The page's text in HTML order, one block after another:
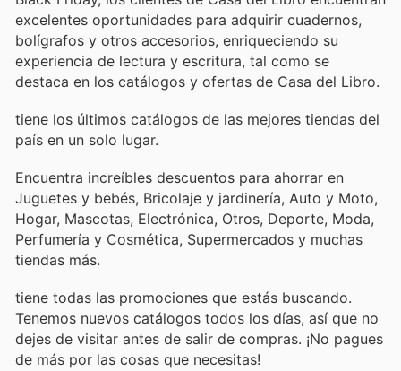
excelentes oportunidades para adquirir cuadernos,
bolígrafos y otros accesorios, enriqueciendo su
experiencia de lectura y escritura, tal como se
destaca en los catálogos y ofertas de Casa del Libro.
tiene los últimos catálogos de las mejores tiendas del
país en un solo lugar.
Encuentra increíbles descuentos para ahorrar en
Juguetes y bebés, Bricolaje y jardinería, Auto y Moto,
Hogar, Mascotas, Electrónica, Otros, Deporte, Moda,
Perfumería y Cosmética, Supermercados y muchas
tiendas más.
tiene todas las promociones que estás buscando.
Tenemos nuevos catálogos todos los días, así que no
dejes de visitar antes de salir de compras. ¡No pagues
de más por las cosas que necesitas!